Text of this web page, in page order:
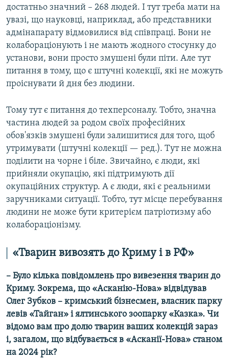
достатньо значний – 268 людей. І тут треба мати на
увазі, що науковці, наприклад, або представники
адмінапарату відмовилися від співпраці. Вони не
колабораціонують і не мають жодного стосунку до
установи, вони просто змушені були піти. Але тут
питання в тому, що є штучні колекції, які не можуть
проіснувати й дня без людини.
Тому тут є питання до техперсоналу. Тобто, значна
частина людей за родом своїх професійних
обов'язків змушені були залишитися для того, щоб
утримувати (штучні колекції — ред.). Тут не можна
поділити на чорне і біле. Звичайно, є люди, які
прийняли окупацію, які підтримують дії
окупаційних структур. А є люди, які є реальними
заручниками ситуації. Тобто, тут місце перебування
людини не може бути критерієм патріотизму або
колабораціонізму.
«Тварин вивозять до Криму і в РФ»
– Було кілька повідомлень про вивезення тварин до
Криму. Зокрема, що «Асканію-Нова» відвідував
Олег Зубков – кримський бізнесмен, власник парку
левів «Тайган» і ялтинського зоопарку «Казка». Чи
відомо вам про долю тварин ваших колекцій зараз
і, загалом, що відбувається в «Асканії-Нова» станом
на 2024 рік?